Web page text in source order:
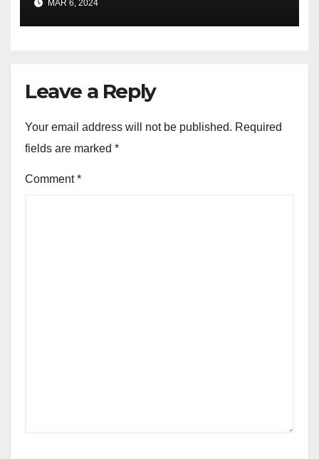
MAR 6, 2024
Leave a Reply
Your email address will not be published. Required
fields are marked *
Comment*